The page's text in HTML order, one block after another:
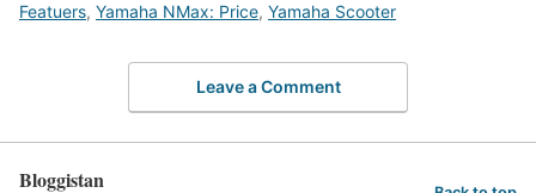
Featuers, Yamaha NMax: Price, Yamaha Scooter
Leave a Comment
Bloggistan